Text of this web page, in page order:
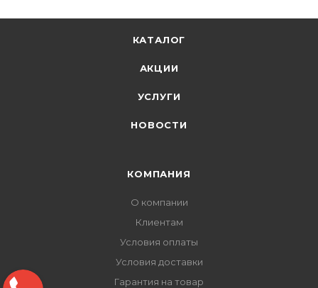
КАТАЛОГ
АКЦИИ
УСЛУГИ
НОВОСТИ
КОМПАНИЯ
О компании
Клиентам
Условия оплаты
Условия доставки
Гарантия на товар